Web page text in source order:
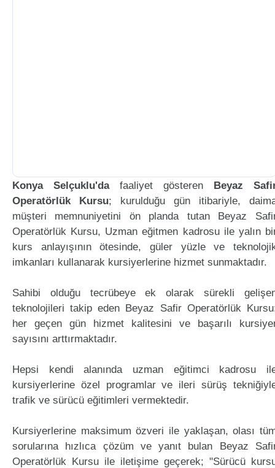
Konya Selçuklu'dafaaliyet gösteren Beyaz
Operatörlük Kursu; kurulduğu gün itibariyle,
müşteri memnuniyetini ön planda tutan Beyaz
Operatörlük Kursu, Uzman eğitmen kadrosu ile yalın
kurs anlayışının ötesinde, güler yüzle ve
imkanları kullanarak kursiyerlerine hizmet sunmaktadır.
Sahibi olduğu tecrübeye ek olarak sürekli
teknolojileri takip eden Beyaz Safir Operatörlük
her geçen gün hizmet kalitesini ve başarılı
sayısını arttırmaktadır.
Hepsi kendi alanında uzman eğitimci kadrosu
kursiyerlerine özel programlar ve ileri sürüş
trafik ve sürücü eğitimleri vermektedir.
Kursiyerlerine maksimum özveri ile yaklaşan, olası
sorularına hızlıca çözüm ve yanıt bulan Beyaz
Operatörlük Kursu ile iletişime geçerek; "Sürücü